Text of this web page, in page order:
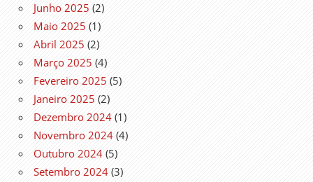
Junho 2025 (2)
Maio 2025 (1)
Abril 2025 (2)
Março 2025 (4)
Fevereiro 2025 (5)
Janeiro 2025 (2)
Dezembro 2024 (1)
Novembro 2024 (4)
Outubro 2024 (5)
Setembro 2024 (3)